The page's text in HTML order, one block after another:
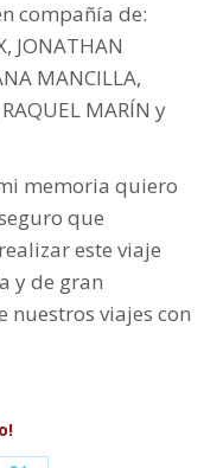
compañía de:
JONATHAN
MANCILLA,
RAQUEL MARÍN y
memoria quiero
que
este viaje
y de gran
nuestros viajes con